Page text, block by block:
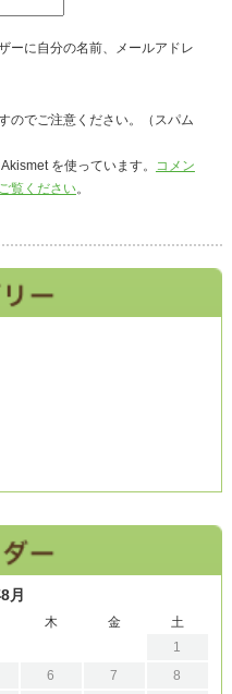
ーに自分の名前、メールアドレ
のでご注意ください。（スパム
を使っています。 コメン
覧ください。
月
木 金
土
1
6 7
8